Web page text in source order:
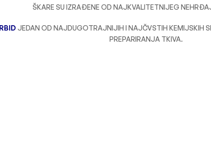
ŠKARE SU IZRAĐENE OD NAJKVALITETNIJEG
JEDAN OD NAJDUGOTRAJNIJIH I NAJČVSTIH KEMIJSKIH
PREPARIRANJA TKIVA.